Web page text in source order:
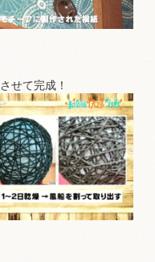
せて完成！